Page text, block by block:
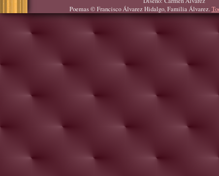
Poemas © Francisco Álvarez Hidalgo, Familia Álvarez.